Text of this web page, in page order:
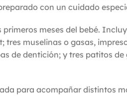
con un cuidado
meses del bebé.
muselinas o gasas,
de dentición; y tres patitos
para acompañar distintos